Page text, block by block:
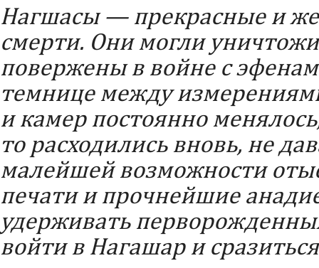
Нагшасы — прекрасные и
смерти. Они могли
повержены в войне с
темнице между
и камер постоянно
то расходились вновь, не
малейшей возможности
печати и прочнейшие
удерживать
войти в Нагашар и